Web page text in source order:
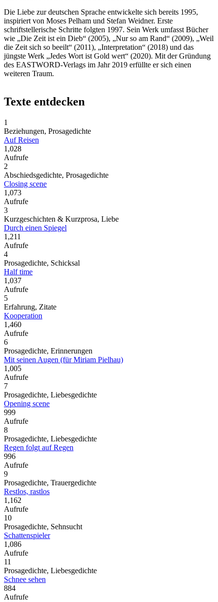
Die Liebe zur deutschen Sprache entwickelte sich bereits 1995,
inspiriert von Moses Pelham und Stefan Weidner. Erste
schriftstellerische Schritte folgten 1997. Sein Werk umfasst Bücher
wie „Die Zeit ist ein Dieb“ (2005), „Nur so am Rand“ (2009), „Weil
die Zeit sich so beeilt“ (2011), „Interpretation“ (2018) und das
jüngste Werk „Jedes Wort ist Gold wert“ (2020). Mit der Gründung
des EASTWORD-Verlags im Jahr 2019 erfüllte er sich einen
weiteren Traum.
Texte entdecken
1
Beziehungen, Prosagedichte
Auf Reisen
1,028
Aufrufe
2
Abschiedsgedichte, Prosagedichte
Closing scene
1,073
Aufrufe
3
Kurzgeschichten & Kurzprosa, Liebe
Durch einen Spiegel
1,211
Aufrufe
4
Prosagedichte, Schicksal
Half time
1,037
Aufrufe
5
Erfahrung, Zitate
Kooperation
1,460
Aufrufe
6
Prosagedichte, Erinnerungen
Mit seinen Augen (für Miriam Pielhau)
1,005
Aufrufe
7
Prosagedichte, Liebesgedichte
Opening scene
999
Aufrufe
8
Prosagedichte, Liebesgedichte
Regen folgt auf Regen
996
Aufrufe
9
Prosagedichte, Trauergedichte
Restlos, rastlos
1,162
Aufrufe
10
Prosagedichte, Sehnsucht
Schattenspieler
1,086
Aufrufe
11
Prosagedichte, Liebesgedichte
Schnee sehen
884
Aufrufe